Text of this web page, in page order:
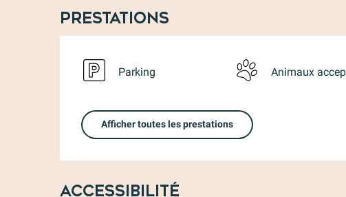
Prestations
Parking Animaux
Afficher toutes les prestations
Accessibilité